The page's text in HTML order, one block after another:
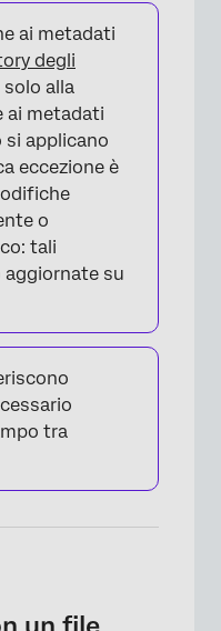
ai metadati
degli
alla
ai metadati
applicano
eccezione è
o
tali
su
tra